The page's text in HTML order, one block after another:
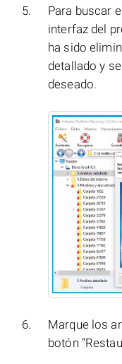
Para buscar
interfaz del
ha sido
detallado y
deseado.
Marque los
botón